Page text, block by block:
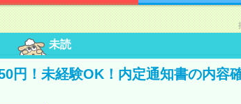
未読
円！未経験OK！内定通知書の内容